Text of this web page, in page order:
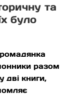
та
було
разом
дві книги,